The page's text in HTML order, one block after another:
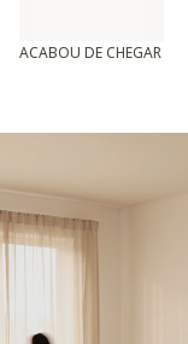
ACABOU DE CHEGAR